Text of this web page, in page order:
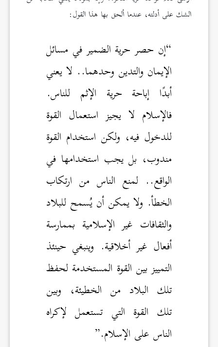
الشك على أدلته، عندما ألحق بها هذا القول:
“إن حصر حرية الضمير في مسائل
الإيمان والتدين وحدهما.. لا يعني
أبدًا إباحة حرية الإثم للناس.
فالإسلام لا يجيز استعمال القوة
للدخول فيه، ولكن استخدام القوة
مندوب، بل يجب استخدامها في
الواقع.. لمنع الناس من ارتكاب
الخطأ. ولا يمكن أن يُسمح للبلاد
والثقافات غير الإسلامية بممارسة
أفعال غير أخلاقية. وينبغي حينئذ
التمييز بين القوة المستخدمة لحفظ
تلك البلاد من الخطيئة، وبين
تلك القوة التي تستعمل لإكراه
الناس على الإسلام.”